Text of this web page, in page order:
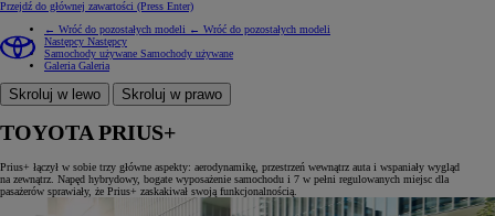
Przejdź do głównej zawartości (Press Enter)
← Wróć do pozostałych modeli ← Wróć do pozostałych modeli
Następcy Następcy
Samochody używane Samochody używane
Galeria Galeria
Skroluj w lewo Skroluj w prawo
TOYOTA PRIUS+
Prius+ łączył w sobie trzy główne aspekty: aerodynamikę, przestrzeń wewnątrz auta i wspaniały wygląd
na zewnątrz. Napęd hybrydowy, bogate wyposażenie samochodu i 7 w pełni regulowanych miejsc dla
pasażerów sprawiały, że Prius+ zaskakiwał swoją funkcjonalnością.